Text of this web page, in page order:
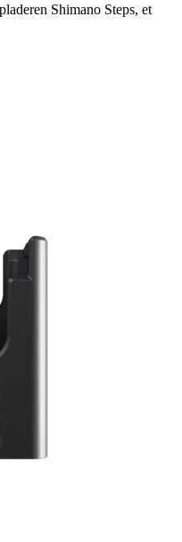
Shimano Steps, et